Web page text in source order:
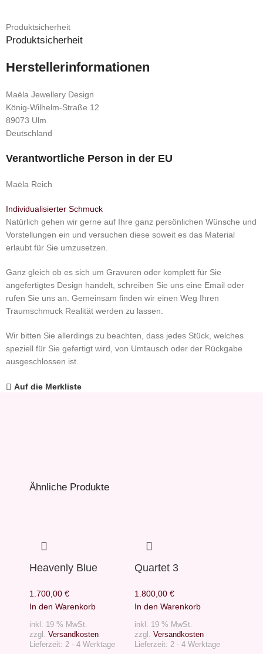
Produktsicherheit
Produktsicherheit
Herstellerinformationen
Maëla Jewellery Design
König-Wilhelm-Straße 12
89073 Ulm
Deutschland
Verantwortliche Person in der EU
Maëla Reich
Individualisierter Schmuck
Natürlich gehen wir gerne auf Ihre ganz persönlichen Wünsche und
Vorstellungen ein und versuchen diese soweit es das Material
erlaubt für Sie umzusetzen.
Ganz gleich ob es sich um Gravuren oder komplett für Sie
angefertigtes Design handelt, schreiben Sie uns eine Email oder
rufen Sie uns an. Gemeinsam finden wir einen Weg Ihren
Traumschmuck Realität werden zu lassen.
Wir bitten Sie allerdings zu beachten, dass jedes Stück, welches
speziell für Sie gefertigt wird, von Umtausch oder der Rückgabe
ausgeschlossen ist.
Auf die Merkliste
Ähnliche Produkte
Heavenly Blue
1.700,00 €
In den Warenkorb
inkl. 19 % MwSt.
zzgl. Versandkosten
Lieferzeit: 2 - 4 Werktage
Quartet 3
1.800,00 €
In den Warenkorb
inkl. 19 % MwSt.
zzgl. Versandkosten
Lieferzeit: 2 - 4 Werktage